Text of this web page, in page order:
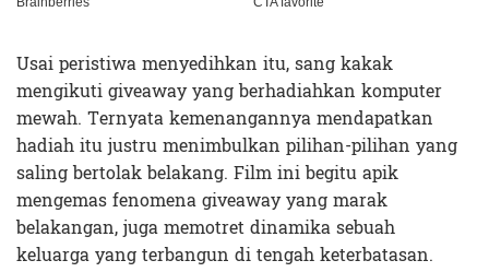
Usai peristiwa menyedihkan itu, sang kakak
mengikuti giveaway yang berhadiahkan komputer
mewah. Ternyata kemenangannya mendapatkan
hadiah itu justru menimbulkan pilihan-pilihan yang
saling bertolak belakang. Film ini begitu apik
mengemas fenomena giveaway yang marak
belakangan, juga memotret dinamika sebuah
keluarga yang terbangun di tengah keterbatasan.